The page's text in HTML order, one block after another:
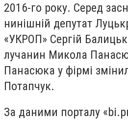
2016-го року. Серед
нинішній депутат
«УКРОП» Сергій
лучанин Микола
Панасюка у фірмі
Потапчук.
За даними порталу «